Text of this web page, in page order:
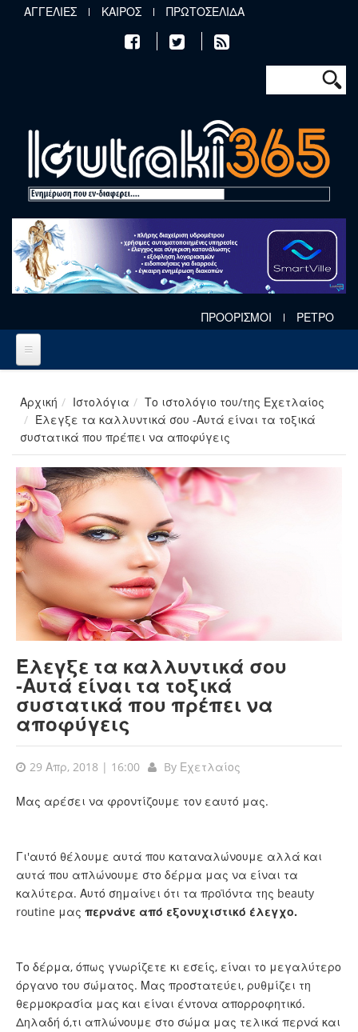
Παράκαμψη προς το κυρίως περιεχόμενο
ΑΓΓΕΛΙΕΣ ΚΑΙΡΟΣ ΠΡΩΤΟΣΕΛΙΔΑ
Φόρμα
Αναζήτηση
ΠΡΟΟΡΙΣΜΟΙ ΡΕΤΡΟ
Αρχική Ιστολόγια
Το ιστολόγιο του/της Εχετλαίος
Έλεγξε τα καλλυντικά σου -Αυτά είναι τα τοξικά
συστατικά που πρέπει να αποφύγεις
Έλεγξε τα καλλυντικά σου
-Αυτά είναι τα τοξικά
συστατικά που πρέπει να
αποφύγεις
29 Απρ, 2018 | 16:00 By Εχετλαίος
Μας αρέσει να φροντίζουμε τον εαυτό μας.
Γι'αυτό θέλουμε αυτά που καταναλώνουμε αλλά και
αυτά που απλώνουμε στο δέρμα μας να είναι τα
καλύτερα. Αυτό σημαίνει ότι τα προϊόντα της beauty
routine μας περνάνε από εξονυχιστικό έλεγχο.
Το δέρμα, όπως γνωρίζετε κι εσείς, είναι το μεγαλύτερο
όργανο του σώματος. Μας προστατεύει, ρυθμίζει τη
θερμοκρασία μας και είναι έντονα απορροφητικό.
Δηλαδή ό,τι απλώνουμε στο σώμα μας τελικά περνά και